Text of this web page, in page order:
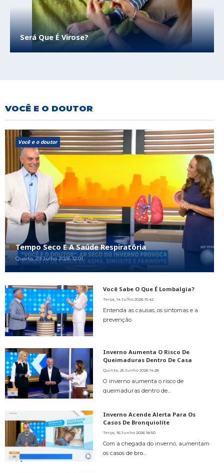
Será Que É Virose?
VOCÊ E O DOUTOR
Você e o doutor
Tempo Seco E A Saúde Respiratória
Quarta, 29 Julho 2026 12:01
Você Sabe O Que É Lombalgia?
Terça, 14 Julho 2026 15:42
Entenda as causas, os sintomas e a
prevenção
Inverno Aumenta O Risco De
Queimaduras Dentro De Casa
Quinta, 25 Junho 2026 14:28
O inverno aumenta o risco de
queimaduras dentro de...
Inverno Acende Alerta Para Os
Casos De Bronquiolite
Terça, 16 Junho 2026 18:50
Com a chegada do inverno, aumentam
os casos de bro...